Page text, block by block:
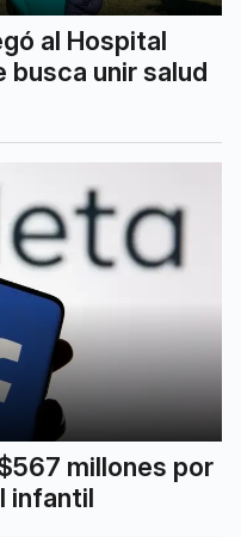
al Hospital
unir salud
millones por
infantil